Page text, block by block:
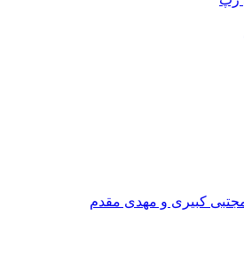
کبیری و مهدى مقدم